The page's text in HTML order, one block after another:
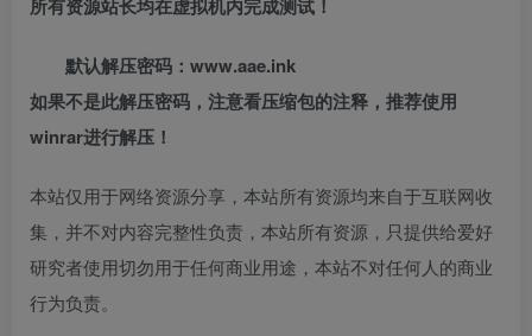
所有资源站长均在虚拟机内完成测试！
默认解压密码：www.aae.ink
如果不是此解压密码，注意看压缩包的注释，推荐使用
winrar进行解压！
本站仅用于网络资源分享，本站所有资源均来自于互联网收
集，并不对内容完整性负责，本站所有资源，只提供给爱好
研究者使用切勿用于任何商业用途，本站不对任何人的商业
行为负责。